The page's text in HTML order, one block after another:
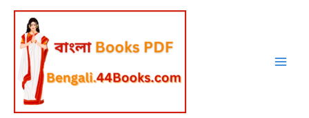
Skip
content